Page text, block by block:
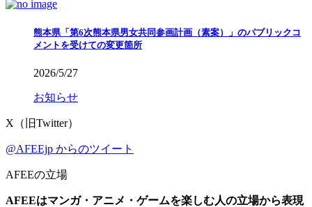
熊本県「第6次熊本県男女共同参画計画（素案）」のパブリックコ
メントを受けての変更箇所
2026/5/27
お知らせ
X（旧Twitter）
@AFEEjp からのツイート
AFEEの立場
AFEEはマンガ・アニメ・ゲームを楽しむ人の立場から表現